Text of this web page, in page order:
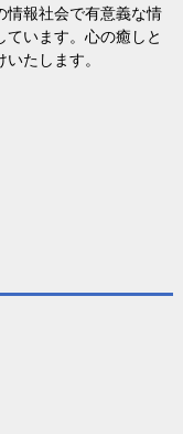
情報社会で有意義な情
います。心の癒しと
たします。